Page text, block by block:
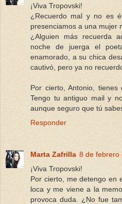
¡Viva Tropovski!
¿Recuerdo mal y no es
presenciamos a una mujer
¿Alguien más recuerda
noche de juerga el
enamorado, a su chica
cautivó, pero ya no
Por cierto, Antonio, tienes
Tengo tu antiguo mail y
aunque seguro que tú
Responder
Marta Zafrilla 8 de febrero
¡Viva Tropovski!
Por cierto, me detengo en
loca y me viene a la
provoca duda. ¿No fue